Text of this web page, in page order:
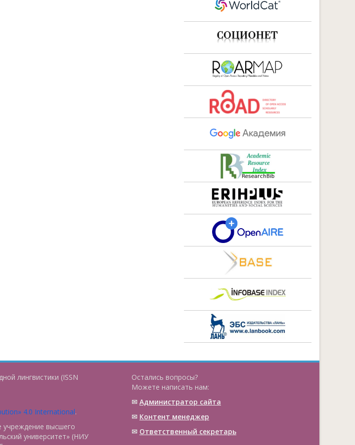
лингвистики (ISSN
4.0 International.
учреждение высшего
университет» (НИУ
Остались вопросы?
Можете написать нам:
✉ Администратор сайта
✉ Контент менеджер
✉ Ответственный cекретарь